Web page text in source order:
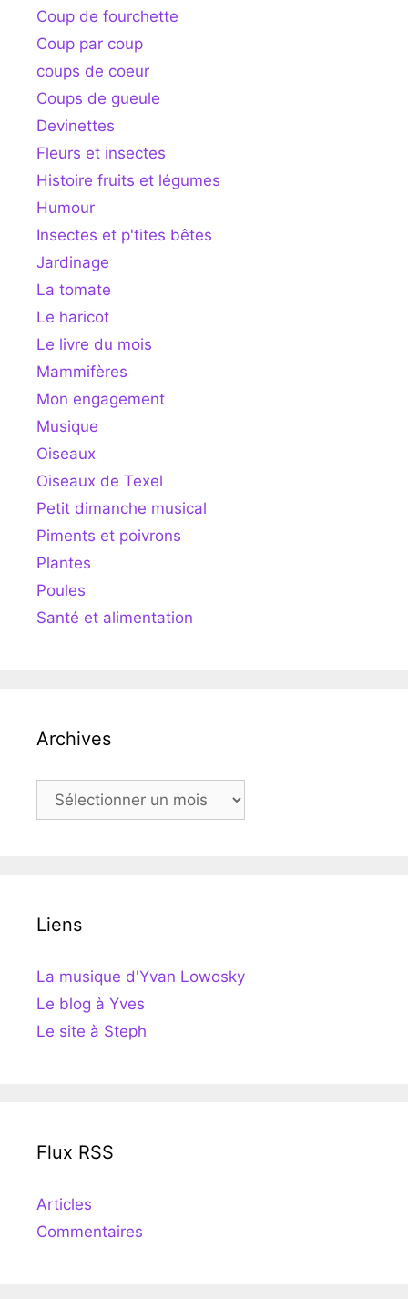
Coup de fourchette
Coup par coup
coups de coeur
Coups de gueule
Devinettes
Fleurs et insectes
Histoire fruits et légumes
Humour
Insectes et p'tites bêtes
Jardinage
La tomate
Le haricot
Le livre du mois
Mammifères
Mon engagement
Musique
Oiseaux
Oiseaux de Texel
Petit dimanche musical
Piments et poivrons
Plantes
Poules
Santé et alimentation
Archives
Archives
Liens
La musique d'Yvan Lowosky
Le blog à Yves
Le site à Steph
Flux RSS
Articles
Commentaires